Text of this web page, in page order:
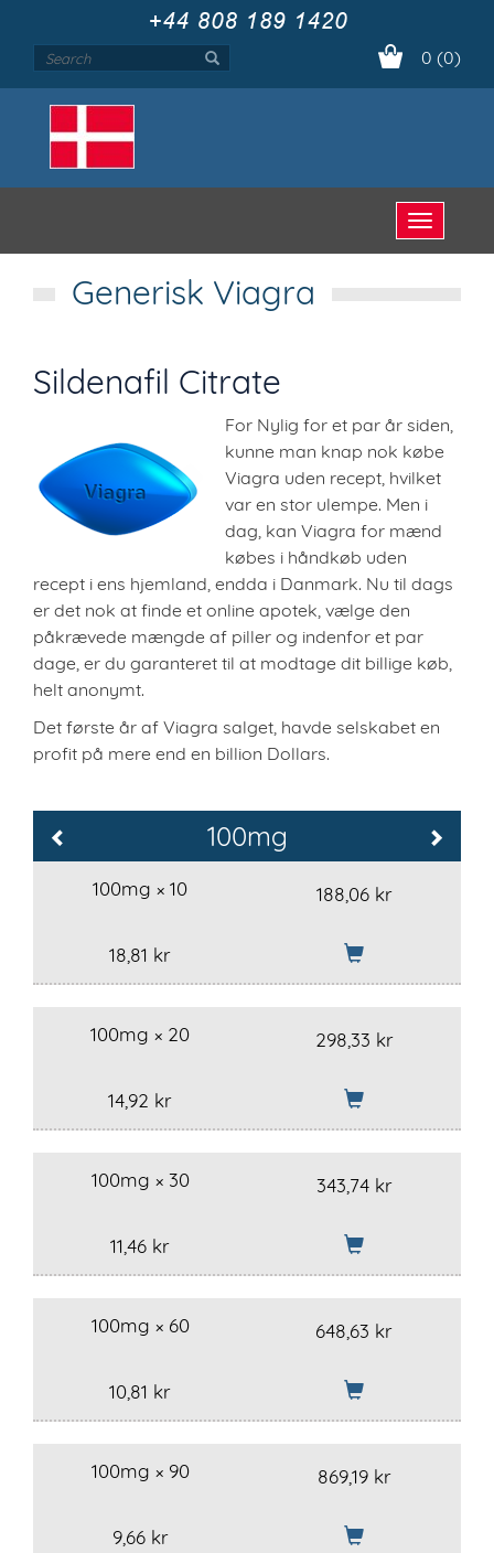
0 (0)
Open
menu
Generisk Viagra
Sildenafil Citrate
For Nylig for et par år siden,
kunne man knap nok købe
Viagra uden recept, hvilket
var en stor ulempe. Men i
dag, kan Viagra for mænd
købes i håndkøb uden
recept i ens hjemland, endda i Danmark. Nu til dags
er det nok at finde et online apotek, vælge den
påkrævede mængde af piller og indenfor et par
dage, er du garanteret til at modtage dit billige køb,
helt anonymt.
Det første år af Viagra salget, havde selskabet en
profit på mere end en billion Dollars.
100mg
100mg × 10 188,06 kr
18,81 kr
100mg × 20 298,33 kr
14,92 kr
100mg × 30 343,74 kr
11,46 kr
100mg × 60 648,63 kr
10,81 kr
100mg × 90 869,19 kr
9,66 kr